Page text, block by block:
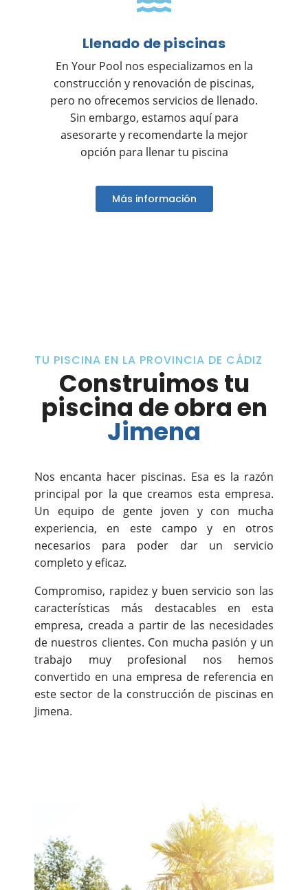
Llenado de piscinas
En Your Pool nos especializamos en la
construcción y renovación de piscinas,
pero no ofrecemos servicios de llenado.
Sin embargo, estamos aquí para
asesorarte y recomendarte la mejor
opción para llenar tu piscina
Más información
TU PISCINA EN LA PROVINCIA DE CÁDIZ
Construimos tu
piscina de obra en
Jimena
Nos encanta hacer piscinas. Esa es la razón
principal por la que creamos esta empresa.
Un equipo de gente joven y con mucha
experiencia, en este campo y en otros
necesarios para poder dar un servicio
completo y eficaz.
Compromiso, rapidez y buen servicio son las
características más destacables en esta
empresa, creada a partir de las necesidades
de nuestros clientes. Con mucha pasión y un
trabajo muy profesional nos hemos
convertido en una empresa de referencia en
este sector de la construcción de piscinas en
Jimena.